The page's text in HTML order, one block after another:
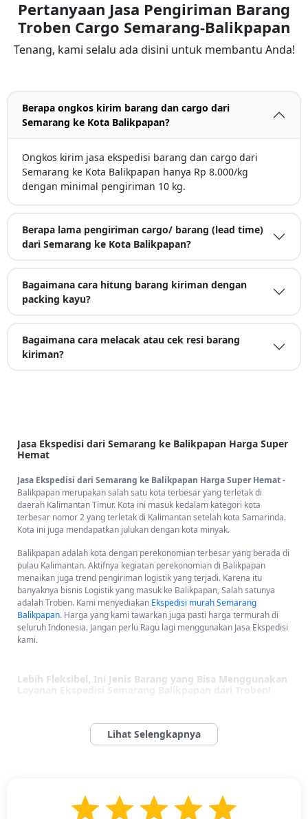
Pertanyaan Jasa Pengiriman Barang
Troben Cargo Semarang-Balikpapan
Tenang, kami selalu ada disini untuk membantu Anda!
Berapa ongkos kirim barang dan cargo dari
Semarang ke Kota Balikpapan?
Ongkos kirim jasa ekspedisi barang dan cargo dari
Semarang ke Kota Balikpapan hanya Rp 8.000/kg
dengan minimal pengiriman 10 kg.
Berapa lama pengiriman cargo/ barang (lead time)
dari Semarang ke Kota Balikpapan?
Bagaimana cara hitung barang kiriman dengan
packing kayu?
Bagaimana cara melacak atau cek resi barang
kiriman?
Jasa Ekspedisi dari Semarang ke Balikpapan Harga Super
Hemat
Jasa Ekspedisi dari Semarang ke Balikpapan Harga Super Hemat -
Balikpapan merupakan salah satu kota terbesar yang terletak di
daerah Kalimantan Timur. Kota ini masuk kedalam kategori kota
terbesar nomor 2 yang terletak di Kalimantan setelah kota Samarinda.
Kota ini juga mendapatkan julukan dengan kota minyak.
Balikpapan adalah kota dengan perekonomian terbesar yang berada di
pulau Kalimantan. Aktifnya kegiatan perekonomian di Balikpapan
menaikan juga trend pengiriman logistik yang terjadi. Karena itu
banyaknya bisnis Logistik yang masuk ke Balikpapan, Salah satunya
adalah Troben. Kami menyediakan Ekspedisi murah Semarang
Balikpapan. Harga yang kami tawarkan juga pasti harga termurah di
seluruh Indonesia. Jangan perlu Ragu lagi menggunakan Jasa Ekspedisi
kami.
Lebih Fleksibel, Ini Jenis Barang yang Bisa Menggunakan
Ekspedisi Semarang Balikpapan dari Troben! -Kini, mengirim
barang dari Surabaya ke Palembang menjadi semakin praktis dan